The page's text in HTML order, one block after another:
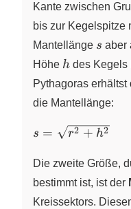
Kante zwischen
bis zur Kegelspitze
Mantellänge s
s aber
Höhe h
h des Kegels
Pythagoras
die Mantellänge:
s = r2 + h2
Die zweite Größe,
bestimmt ist, ist der
Kreissektors.